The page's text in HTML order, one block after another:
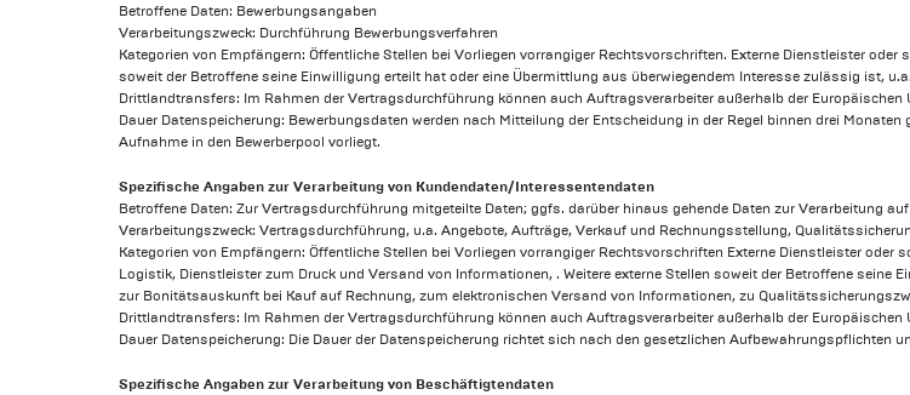
Betroffene Daten: Bewerbungsangaben
Verarbeitungszweck: Durchführung Bewerbungsverfahren
Kategorien von Empfängern: Öffentliche Stellen bei Vorliegen vorrangiger Rechtsvorschriften. Externe Dienstleister
soweit der Betroffene seine Einwilligung erteilt hat oder eine Übermittlung aus überwiegendem Interesse zulässig ist,
Drittlandtransfers: Im Rahmen der Vertragsdurchführung können auch Auftragsverarbeiter außerhalb der Europäischen
Dauer Datenspeicherung: Bewerbungsdaten werden nach Mitteilung der Entscheidung in der Regel binnen drei
Aufnahme in den Bewerberpool vorliegt.
Spezifische Angaben zur Verarbeitung von Kundendaten/Interessentendaten
Betroffene Daten: Zur Vertragsdurchführung mitgeteilte Daten; ggfs. darüber hinaus gehende Daten zur Verarbeitung
Verarbeitungszweck: Vertragsdurchführung, u.a. Angebote, Aufträge, Verkauf und Rechnungsstellung,
Kategorien von Empfängern: Öffentliche Stellen bei Vorliegen vorrangiger Rechtsvorschriften Externe Dienstleister
Logistik, Dienstleister zum Druck und Versand von Informationen, . Weitere externe Stellen soweit der Betroffene
zur Bonitätsauskunft bei Kauf auf Rechnung, zum elektronischen Versand von Informationen, zu
Drittlandtransfers: Im Rahmen der Vertragsdurchführung können auch Auftragsverarbeiter außerhalb der Europäischen
Dauer Datenspeicherung: Die Dauer der Datenspeicherung richtet sich nach den gesetzlichen Aufbewahrungspflichten
Spezifische Angaben zur Verarbeitung von Beschäftigtendaten